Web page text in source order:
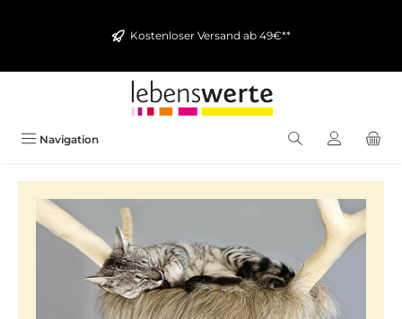
Kostenloser Versand ab 49€**
Navigation